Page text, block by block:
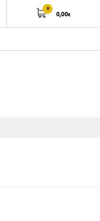
0
0,00€